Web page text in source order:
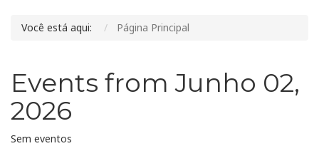
Você está aqui: Página Principal
Events from Junho 02,
2026
Sem eventos